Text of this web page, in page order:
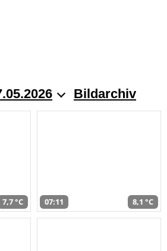
Bildarchiv
7,7 °C 07:11 8,1 °C